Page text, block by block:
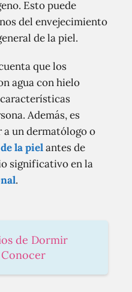
Esto puede
del envejecimiento
de la piel.
que los
agua con hielo
Además, es
un dermatólogo o
la pielantes de
significativo en la
.
de Dormir
Conocer